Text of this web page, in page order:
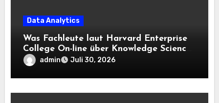
Data Analytics
Was Fachleute laut Harvard Enterprise
College On-line über Knowledge Science
und KI wissen sollten
admin Juli 30, 2026